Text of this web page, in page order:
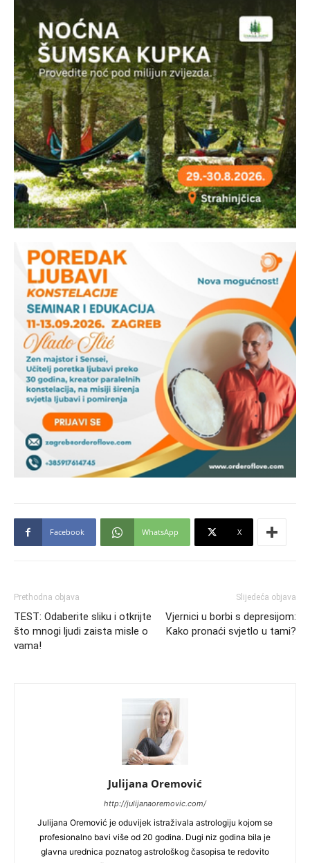
Facebook WhatsApp X
Prethodna objava
TEST: Odaberite sliku i otkrijte
što mnogi ljudi zaista misle o
vama!
Slijedeća objava
Vjernici u borbi s depresijom:
Kako pronaći svjetlo u tami?
Julijana Oremović
http://julijanaoremovic.com/
Julijana Oremović je oduvijek istraživala astrologiju kojom se
profesionalno bavi više od 20 godina. Dugi niz godina bila je
glavna urednica poznatog astrološkog časopisa te redovito